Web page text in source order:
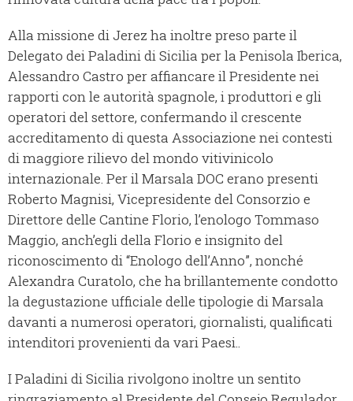
Alla missione di Jerez ha inoltre preso parte il
Delegato dei Paladini di Sicilia per la Penisola Iberica,
Alessandro Castro per affiancare il Presidente nei
rapporti con le autorità spagnole, i produttori e gli
operatori del settore, confermando il crescente
accreditamento di questa Associazione nei contesti
di maggiore rilievo del mondo vitivinicolo
internazionale. Per il Marsala DOC erano presenti
Roberto Magnisi, Vicepresidente del Consorzio e
Direttore delle Cantine Florio, l’enologo Tommaso
Maggio, anch’egli della Florio e insignito del
riconoscimento di “Enologo dell’Anno”, nonché
Alexandra Curatolo, che ha brillantemente condotto
la degustazione ufficiale delle tipologie di Marsala
davanti a numerosi operatori, giornalisti, qualificati
intenditori provenienti da vari Paesi..
I Paladini di Sicilia rivolgono inoltre un sentito